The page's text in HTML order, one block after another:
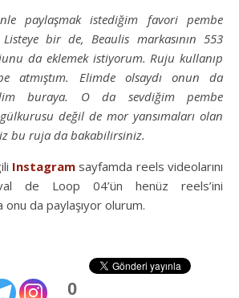
paylaşmak istediğim favori pembe
bir de, Beaulis markasının 553
da eklemek istiyorum. Ruju kullanıp
atmıştım. Elimde olsaydı onun da
buraya. O da sevdiğim pembe
değil de mor yansımaları olan
bu ruja da bakabilirsiniz.
Instagram sayfamda reels videolarını
de Loop 04’ün henüz reels’ini
onu da paylaşıyor olurum.
0